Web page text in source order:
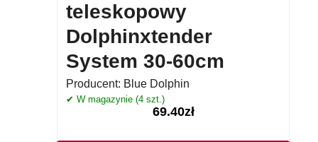
teleskopowy
Dolphinxtender
System 30-60cm
Producent: Blue Dolphin
✔ W magazynie (4 szt.)
69.40zł